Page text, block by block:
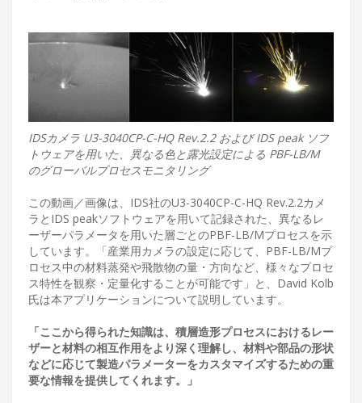
IDSカメラ U3-3040CP-C-HQ Rev.2.2 および IDS peak ソフ
トウェアを用いた、異なる色と露光設定による PBF-LB/M
のグローバルプロセスモニタリング
この動画／画像は、IDS社のU3-3040CP-C-HQ Rev.2.2カメ
ラとIDS peakソフトウェアを用いて記録された、異なるレ
ーザーパラメータを用いた層ごとのPBF-LB/Mプロセスを示
しています。「産業用カメラの設定に応じて、PBF-LB/Mプ
ロセス中の材料蒸発や飛散物の量・方向など、様々なプロセ
ス特性を観察・定量化することが可能です」と、David Kolb
氏は本アプリケーションについて説明しています。
「ここから得られた知識は、積層造形プロセスにおけるレー
ザーと材料の相互作用をより深く理解し、材料や部品の形状
などに応じて製造パラメーターをカスタマイズするための重
要な情報を提供してくれます。」